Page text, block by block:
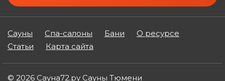
Сауны Спа-салоны Бани
О ресурсе
Статьи
Карта сайта
© 2026 Сауна72.ру Сауны Тюмени